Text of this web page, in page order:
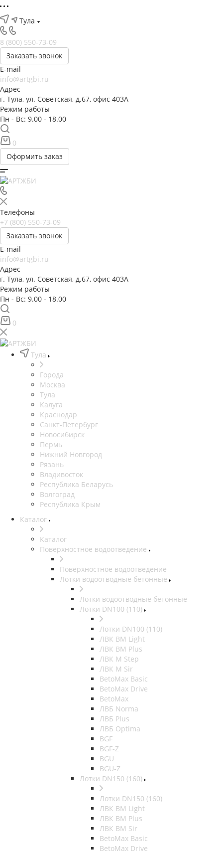
Тула
8 (800) 550-73-09
Заказать звонок
E-mail
info@artgbi.ru
Адрес
г. Тула, ул. Советская, д.67, офис 403А
Режим работы
Пн - Вс: 9.00 - 18.00
0
Оформить заказ
Телефоны
+7 (800) 550-73-09
Заказать звонок
E-mail
info@artgbi.ru
Адрес
г. Тула, ул. Советская, д.67, офис 403А
Режим работы
Пн - Вс: 9.00 - 18.00
0
Тула
Города
Москва
Тула
Калуга
Краснодар
Санкт-Петербург
Новосибирск
Пермь
Нижний Новгород
Рязань
Владивосток
Республика Беларусь
Волгоград
Республика Крым
Каталог
Каталог
Поверхностное водоотведение
Поверхностное водоотведение
Лотки водоотводные бетонные
Лотки водоотводные бетонные
Лотки DN100 (110)
Лотки DN100 (110)
ЛВК ВМ Light
ЛВК ВМ Plus
ЛВК М Step
ЛВК М Sir
BetoMax Basic
BetoMax Drive
BetoMax
ЛВБ Norma
ЛВБ Plus
ЛВБ Optima
BGF
BGF-Z
BGU
BGU-Z
Лотки DN150 (160)
Лотки DN150 (160)
ЛВК ВМ Light
ЛВК ВМ Plus
ЛВК ВМ Sir
BetoMax Basic
BetoMax Drive